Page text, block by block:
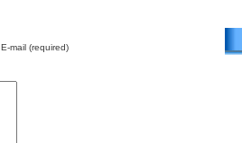
E-mail (required)